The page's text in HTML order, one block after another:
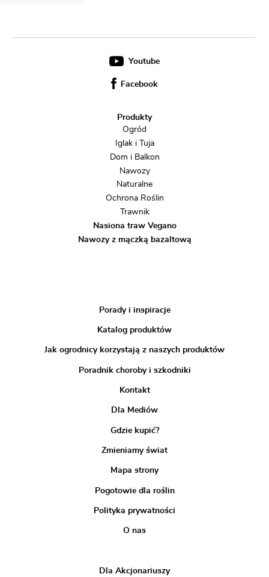
Youtube
Facebook
Produkty
Ogród
Iglak i Tuja
Dom i Balkon
Nawozy
Naturalne
Ochrona Roślin
Trawnik
Nasiona traw Vegano
Nawozy z mączką bazaltową
Porady i inspiracje
Katalog produktów
Jak ogrodnicy korzystają z naszych produktów
Poradnik choroby i szkodniki
Kontakt
Dla Mediów
Gdzie kupić?
Zmieniamy świat
Mapa strony
Pogotowie dla roślin
Polityka prywatności
O nas
Dla Akcjonariuszy